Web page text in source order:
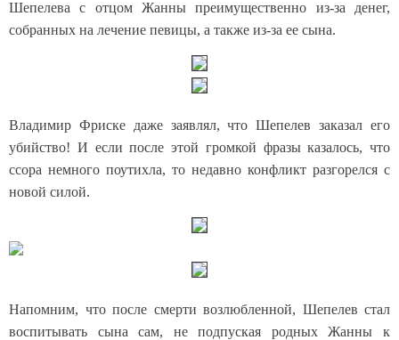
Шепелева с отцом Жанны преимущественно из-за денег,
собранных на лечение певицы, а также из-за ее сына.
Владимир Фриске даже заявлял, что Шепелев заказал его
убийство! И если после этой громкой фразы казалось, что
ссора немного поутихла, то недавно конфликт разгорелся с
новой силой.
Напомним, что после смерти возлюбленной, Шепелев стал
воспитывать сына сам, не подпуская родных Жанны к